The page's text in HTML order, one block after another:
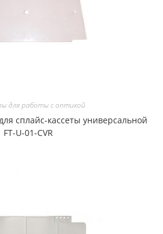
для работы с оптикой
сплайс-кассеты универсальной
FT-U-01-CVR